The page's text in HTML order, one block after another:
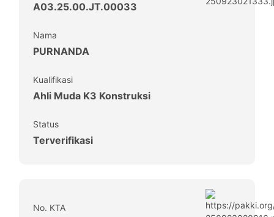
A03.25.00.JT.00033
Nama
PURNANDA
Kualifikasi
Ahli Muda K3 Konstruksi
Status
Terverifikasi
No. KTA